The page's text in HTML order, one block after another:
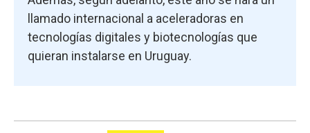
llamado internacional a aceleradoras en
tecnologías digitales y biotecnologías que
quieran instalarse en Uruguay.